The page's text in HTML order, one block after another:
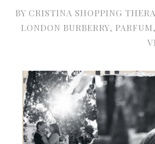
BY CRISTINA SHOPPING
LONDON BURBERRY, PARFUM,